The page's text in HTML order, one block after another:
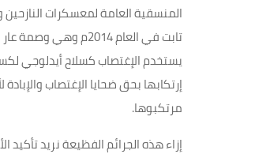
المنسقية العامة لمعسكرات النازحين
تابت في العام
يستخدم الإغتصاب كسلاح أيدلوجي
إرتكابها بحق ضحايا الإغتصاب
مرتكبوها.
إزاء هذه الجرائم الفظيعة نريد تأكيد